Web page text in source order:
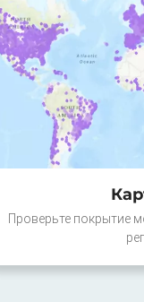
Проверьте покрытие